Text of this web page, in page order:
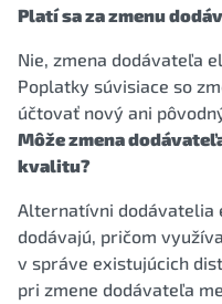
Platí sa za zmenu
Nie, zmena dodávateľa
Poplatky súvisiace so
účtovať nový ani
Môže zmena
kvalitu?
Alternatívni
dodávajú, pričom
v správe existujúcich
pri zmene dodávateľa